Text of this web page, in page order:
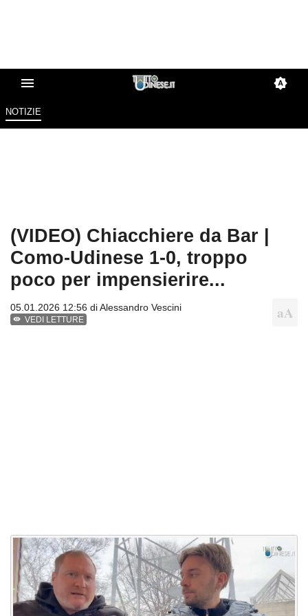
NOTIZIE
(VIDEO) Chiacchiere da Bar |
Como-Udinese 1-0, troppo
poco per impensierire...
05.01.2026 12:56 diAlessandro Vescini
VEDI LETTURE